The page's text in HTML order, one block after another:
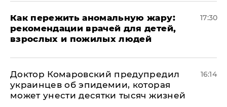
Как пережить аномальную жару:
рекомендации врачей для детей,
взрослых и пожилых людей
17:30
Доктор Комаровский предупредил
украинцев об эпидемии, которая
может унести десятки тысяч жизней
16:14